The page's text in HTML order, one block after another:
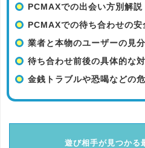
PCMAXでの出会い方別解説
PCMAXでの待ち合わせの安
業者と本物のユーザーの見
待ち合わせ前後の具体的な
金銭トラブルや恐喝などの
遊び相手が見つかる